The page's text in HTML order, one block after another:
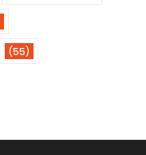
(55)